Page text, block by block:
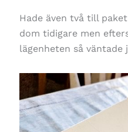
Hade även två till
dom tidigare men
lägenheten så väntade